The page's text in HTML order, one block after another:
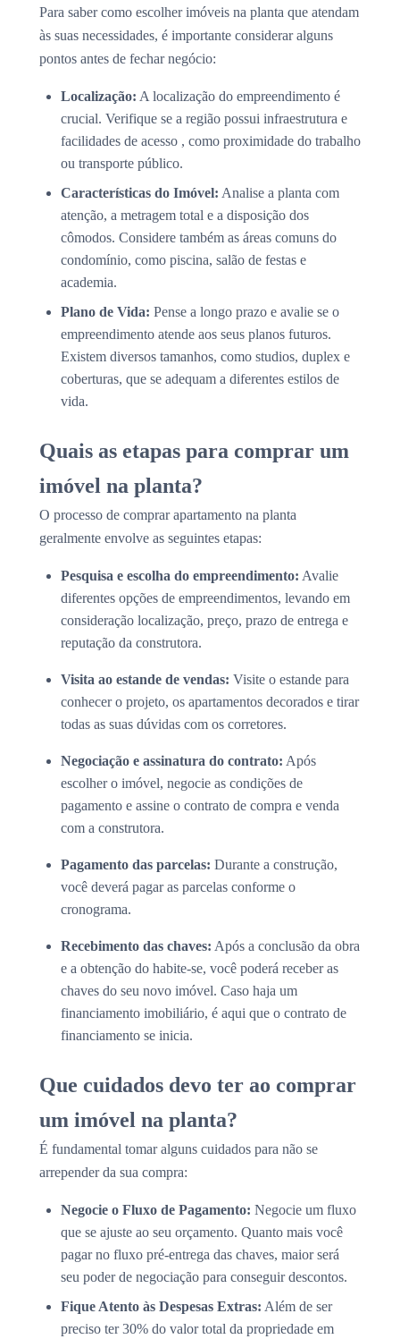
Para saber como escolher imóveis na planta que atendam
às suas necessidades, é importante considerar alguns
pontos antes de fechar negócio:
Localização: A localização do empreendimento é
crucial. Verifique se a região possui infraestrutura e
facilidades de acesso , como proximidade do trabalho
ou transporte público.
Características do Imóvel: Analise a planta com
atenção, a metragem total e a disposição dos
cômodos. Considere também as áreas comuns do
condomínio, como piscina, salão de festas e
academia.
Plano de Vida: Pense a longo prazo e avalie se o
empreendimento atende aos seus planos futuros.
Existem diversos tamanhos, como studios, duplex e
coberturas, que se adequam a diferentes estilos de
vida.
Quais as etapas para comprar um
imóvel na planta?
O processo de comprar apartamento na planta
geralmente envolve as seguintes etapas:
Pesquisa e escolha do empreendimento: Avalie
diferentes opções de empreendimentos, levando em
consideração localização, preço, prazo de entrega e
reputação da construtora.
Visita ao estande de vendas: Visite o estande para
conhecer o projeto, os apartamentos decorados e tirar
todas as suas dúvidas com os corretores.
Negociação e assinatura do contrato: Após
escolher o imóvel, negocie as condições de
pagamento e assine o contrato de compra e venda
com a construtora.
Pagamento das parcelas: Durante a construção,
você deverá pagar as parcelas conforme o
cronograma.
Recebimento das chaves: Após a conclusão da obra
e a obtenção do habite-se, você poderá receber as
chaves do seu novo imóvel. Caso haja um
financiamento imobiliário, é aqui que o contrato de
financiamento se inicia.
Que cuidados devo ter ao comprar
um imóvel na planta?
É fundamental tomar alguns cuidados para não se
arrepender da sua compra:
Negocie o Fluxo de Pagamento: Negocie um fluxo
que se ajuste ao seu orçamento. Quanto mais você
pagar no fluxo pré-entrega das chaves, maior será
seu poder de negociação para conseguir descontos.
Fique Atento às Despesas Extras: Além de ser
preciso ter 30% do valor total da propriedade em